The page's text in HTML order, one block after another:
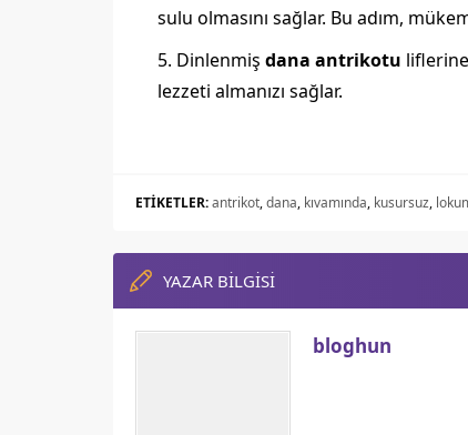
sulu olmasını sağlar. Bu adım,
Dinlenmiş dana antrikotu
lezzeti almanızı sağlar.
ETİKETLER:antrikot,dana, kıvamında, kusursuz,
YAZAR BİLGİSİ
bloghun